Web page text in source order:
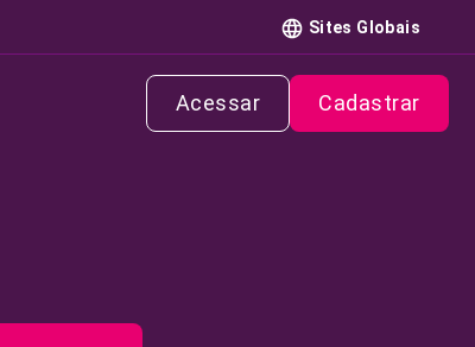
Sites Globais
Acessar Cadastrar